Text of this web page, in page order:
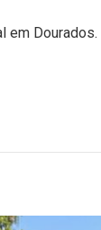
em Dourados.